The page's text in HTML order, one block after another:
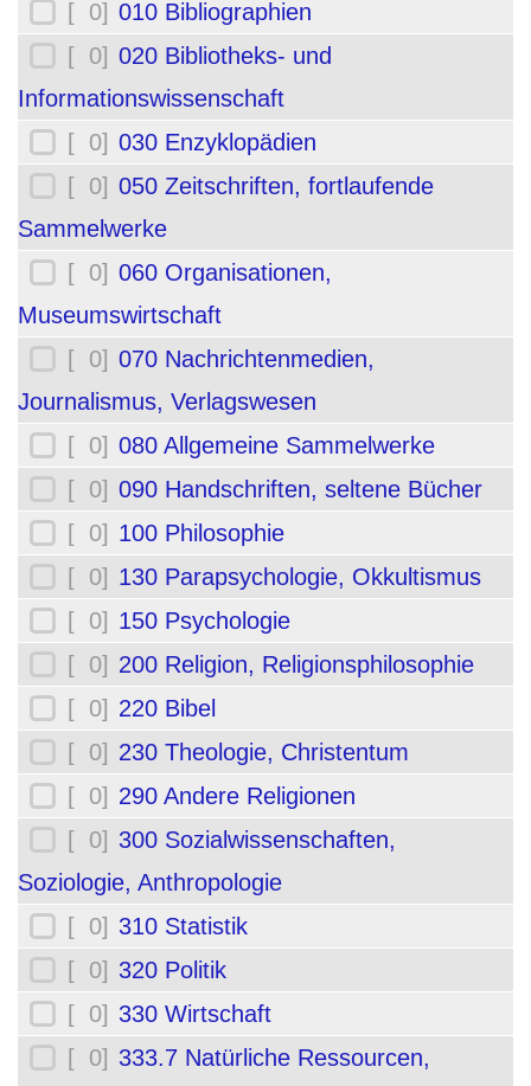
[ 0] 010 Bibliographien
[ 0] 020 Bibliotheks- und
Informationswissenschaft
[ 0] 030 Enzyklopädien
[ 0] 050 Zeitschriften, fortlaufende
Sammelwerke
[ 0] 060 Organisationen,
Museumswirtschaft
[ 0] 070 Nachrichtenmedien,
Journalismus, Verlagswesen
[ 0] 080 Allgemeine Sammelwerke
[ 0] 090 Handschriften, seltene Bücher
[ 0] 100 Philosophie
[ 0] 130 Parapsychologie, Okkultismus
[ 0] 150 Psychologie
[ 0] 200 Religion, Religionsphilosophie
[ 0] 220 Bibel
[ 0] 230 Theologie, Christentum
[ 0] 290 Andere Religionen
[ 0] 300 Sozialwissenschaften,
Soziologie, Anthropologie
[ 0] 310 Statistik
[ 0] 320 Politik
[ 0] 330 Wirtschaft
[ 0] 333.7 Natürliche Ressourcen,